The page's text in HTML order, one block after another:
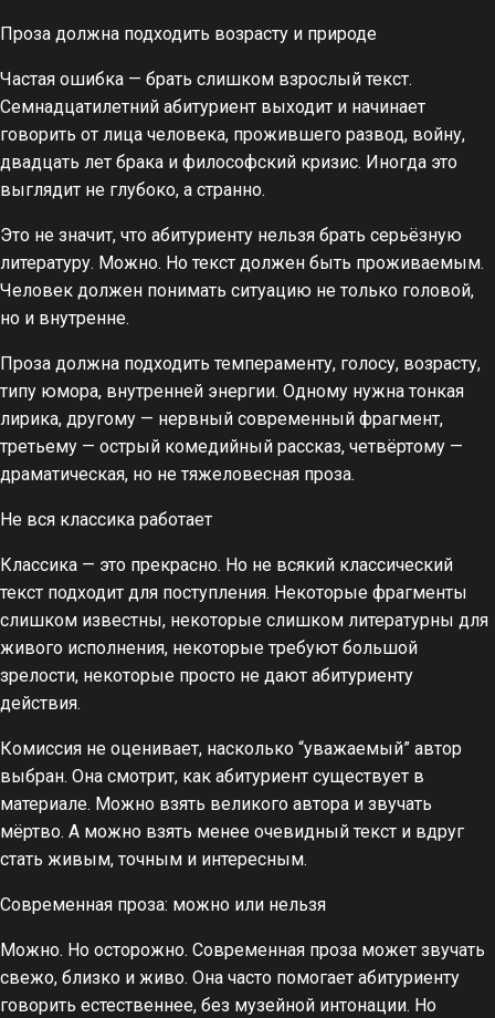
Проза должна подходить возрасту и природе
Частая ошибка — брать слишком взрослый текст.
Семнадцатилетний абитуриент выходит и начинает
говорить от лица человека, прожившего развод, войну,
двадцать лет брака и философский кризис. Иногда это
выглядит не глубоко, а странно.
Это не значит, что абитуриенту нельзя брать серьёзную
литературу. Можно. Но текст должен быть проживаемым.
Человек должен понимать ситуацию не только головой,
но и внутренне.
Проза должна подходить темпераменту, голосу, возрасту,
типу юмора, внутренней энергии. Одному нужна тонкая
лирика, другому — нервный современный фрагмент,
третьему — острый комедийный рассказ, четвёртому —
драматическая, но не тяжеловесная проза.
Не вся классика работает
Классика — это прекрасно. Но не всякий классический
текст подходит для поступления. Некоторые фрагменты
слишком известны, некоторые слишком литературны для
живого исполнения, некоторые требуют большой
зрелости, некоторые просто не дают абитуриенту
действия.
Комиссия не оценивает, насколько “уважаемый” автор
выбран. Она смотрит, как абитуриент существует в
материале. Можно взять великого автора и звучать
мёртво. А можно взять менее очевидный текст и вдруг
стать живым, точным и интересным.
Современная проза: можно или нельзя
Можно. Но осторожно. Современная проза может звучать
свежо, близко и живо. Она часто помогает абитуриенту
говорить естественнее, без музейной интонации. Но